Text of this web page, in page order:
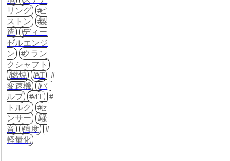
リング
ピ
ストン
製
造
ディー
ゼルエンジ
ン
クラン
クシャフト
燃焼
AT
変速機
バ
ルブ
MT
トルク
セ
ンサー
騒
音
強度
軽量化